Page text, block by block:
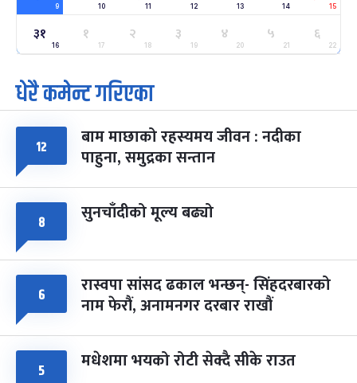
२५
मंगल
ग्याल्पो ल्होसार
फाल्गुन २५, २०८३ Mar 9, 2027
७ महिना बाँकी
७
आइत
पूर्णिमा व्रत
चैत्र ७, २०८३-Mar 21, 2027
८
सोम
फागुपूर्णिमा
चैत्र ८, २०८३- Mar 22, 2027
७ महिना बाँकी
9 10 11 12 13 14 15
३१
16
१
17
२
18
३
19
४
20
५
21
६
22
धेरै कमेन्ट गरिएका
१२ बाम माछाको रहस्यमय जीवन : नदीका
पाहुना, समुद्रका सन्तान
८ सुनचाँदीको मूल्य बढ्यो
६ रास्वपा सांसद ढकाल भन्छन्- सिंहदरबारको
नाम फेरौं, अनामनगर दरबार राखौं
५ मधेशमा भयको रोटी सेक्दै सीके राउत